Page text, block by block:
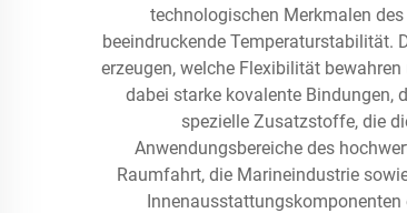
technologischen Merkmalen
beeindruckende Temperaturstabilität.
erzeugen, welche Flexibilität
dabei starke kovalente Bindungen,
spezielle Zusatzstoffe, die
Anwendungsbereiche des
Raumfahrt, die Marineindustrie